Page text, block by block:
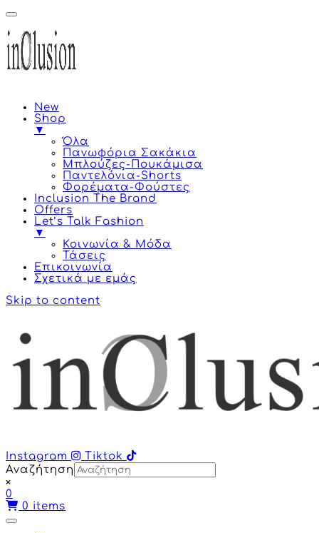
New
Shop
▼
Όλα
Πανωφόρια Σακάκια
Μπλούζες-Πουκάμισα
Παντελόνια-Shorts
Φορέματα-Φούστες
Inclusion The Brand
Offers
Let’s Talk Fashion
▼
Κοινωνία & Μόδα
Τάσεις
Επικοινωνία
Σχετικά με εμάς
Skip to content
Instagram
Tiktok
Αναζήτηση
×
0
0 items